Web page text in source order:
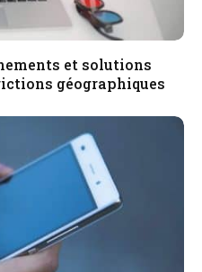
et solutions
géographiques